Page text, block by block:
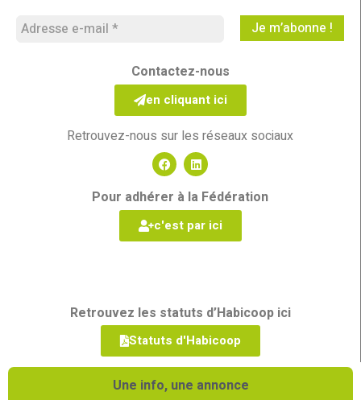
Contactez-nous
en cliquant ici
Retrouvez-nous sur les réseaux sociaux
Pour adhérer à la Fédération
c'est par ici
Retrouvez les statuts d’Habicoop ici
Statuts d'Habicoop
Une info, une annonce